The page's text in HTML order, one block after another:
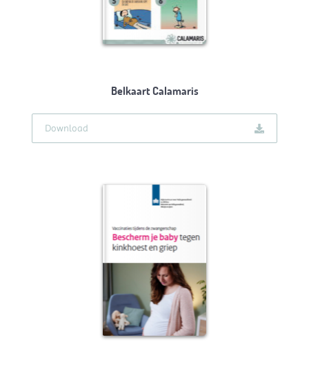
Belkaart Calamaris
Download